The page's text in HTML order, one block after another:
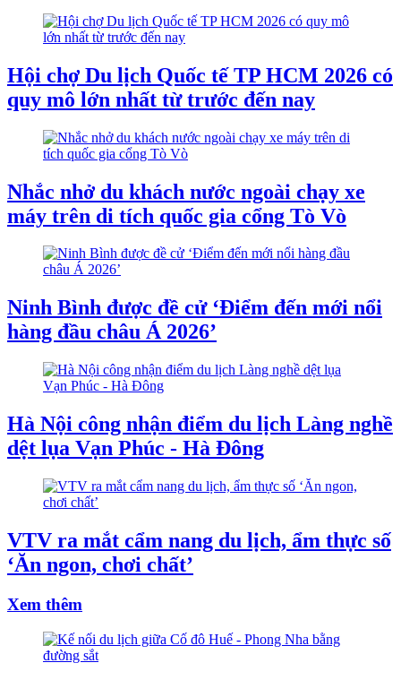
Hội chợ Du lịch Quốc tế TP HCM 2026 có
quy mô lớn nhất từ trước đến nay
Nhắc nhở du khách nước ngoài chạy xe
máy trên di tích quốc gia cổng Tò Vò
Ninh Bình được đề cử ‘Điểm đến mới nổi
hàng đầu châu Á 2026’
Hà Nội công nhận điểm du lịch Làng nghề
dệt lụa Vạn Phúc - Hà Đông
VTV ra mắt cẩm nang du lịch, ẩm thực số
‘Ăn ngon, chơi chất’
Xem thêm